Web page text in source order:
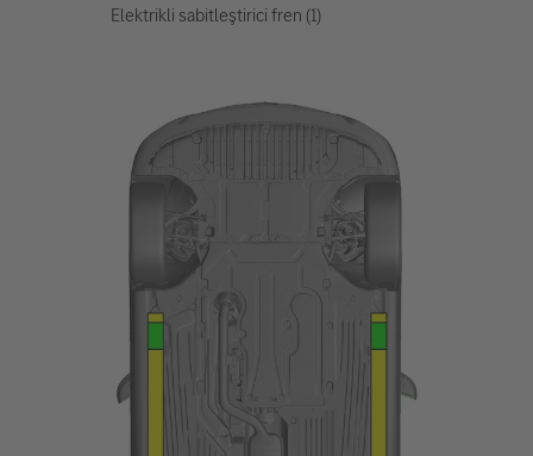
Elektrikli sabitleştirici fren (1)